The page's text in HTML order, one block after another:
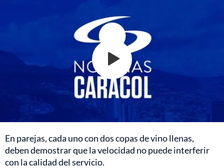
En parejas, cada uno con dos copas de vino llenas,
deben demostrar que la velocidad no puede interferir
con la calidad del servicio.